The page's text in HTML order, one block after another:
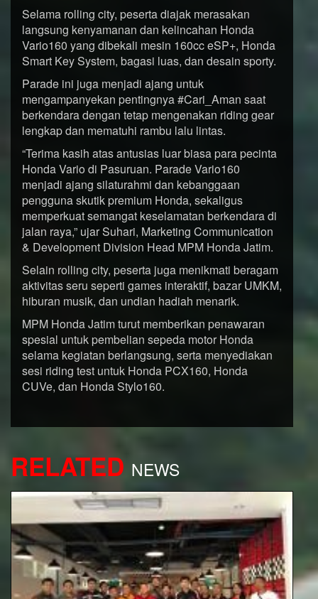
Selama rolling city, peserta diajak merasakan
langsung kenyamanan dan kelincahan Honda
Vario160 yang dibekali mesin 160cc eSP+, Honda
Smart Key System, bagasi luas, dan desain sporty.
Parade ini juga menjadi ajang untuk
mengampanyekan pentingnya #Cari_Aman saat
berkendara dengan tetap mengenakan riding gear
lengkap dan mematuhi rambu lalu lintas.
“Terima kasih atas antusias luar biasa para pecinta
Honda Vario di Pasuruan. Parade Vario160
menjadi ajang silaturahmi dan kebanggaan
pengguna skutik premium Honda, sekaligus
memperkuat semangat keselamatan berkendara di
jalan raya,” ujar Suhari, Marketing Communication
& Development Division Head MPM Honda Jatim.
Selain rolling city, peserta juga menikmati beragam
aktivitas seru seperti games interaktif, bazar UMKM,
hiburan musik, dan undian hadiah menarik.
MPM Honda Jatim turut memberikan penawaran
spesial untuk pembelian sepeda motor Honda
selama kegiatan berlangsung, serta menyediakan
sesi riding test untuk Honda PCX160, Honda
CUVe, dan Honda Stylo160.
RELATED NEWS